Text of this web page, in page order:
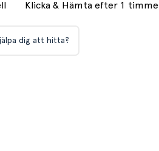
Klicka & Hämta efter 1 timme
dig att hitta?